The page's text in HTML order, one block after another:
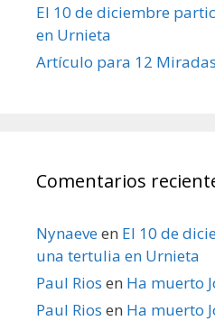
El 10 de diciembre
en Urnieta
Artículo para 12 Miradas
Comentarios
Nynaeveen El 10 de
una tertulia en Urnieta
Paul Rios en Ha muerto
Paul Rios en Ha muerto